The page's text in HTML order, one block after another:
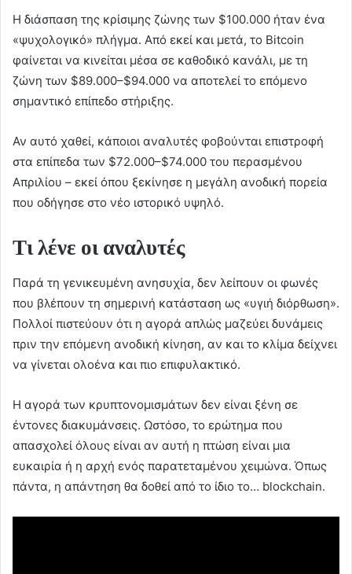
Η διάσπαση της κρίσιμης ζώνης των $100.000 ήταν ένα
«ψυχολογικό» πλήγμα. Από εκεί και μετά, το Bitcoin
φαίνεται να κινείται μέσα σε καθοδικό κανάλι, με τη
ζώνη των $89.000–$94.000 να αποτελεί το επόμενο
σημαντικό επίπεδο στήριξης.
Αν αυτό χαθεί, κάποιοι αναλυτές φοβούνται επιστροφή
στα επίπεδα των $72.000–$74.000 του περασμένου
Απριλίου – εκεί όπου ξεκίνησε η μεγάλη ανοδική πορεία
που οδήγησε στο νέο ιστορικό υψηλό.
Τι λένε οι αναλυτές
Παρά τη γενικευμένη ανησυχία, δεν λείπουν οι φωνές
που βλέπουν τη σημερινή κατάσταση ως «υγιή διόρθωση».
Πολλοί πιστεύουν ότι η αγορά απλώς μαζεύει δυνάμεις
πριν την επόμενη ανοδική κίνηση, αν και το κλίμα δείχνει
να γίνεται ολοένα και πιο επιφυλακτικό.
Η αγορά των κρυπτονομισμάτων δεν είναι ξένη σε
έντονες διακυμάνσεις. Ωστόσο, το ερώτημα που
απασχολεί όλους είναι αν αυτή η πτώση είναι μια
ευκαιρία ή η αρχή ενός παρατεταμένου χειμώνα. Όπως
πάντα, η απάντηση θα δοθεί από το ίδιο το… blockchain.